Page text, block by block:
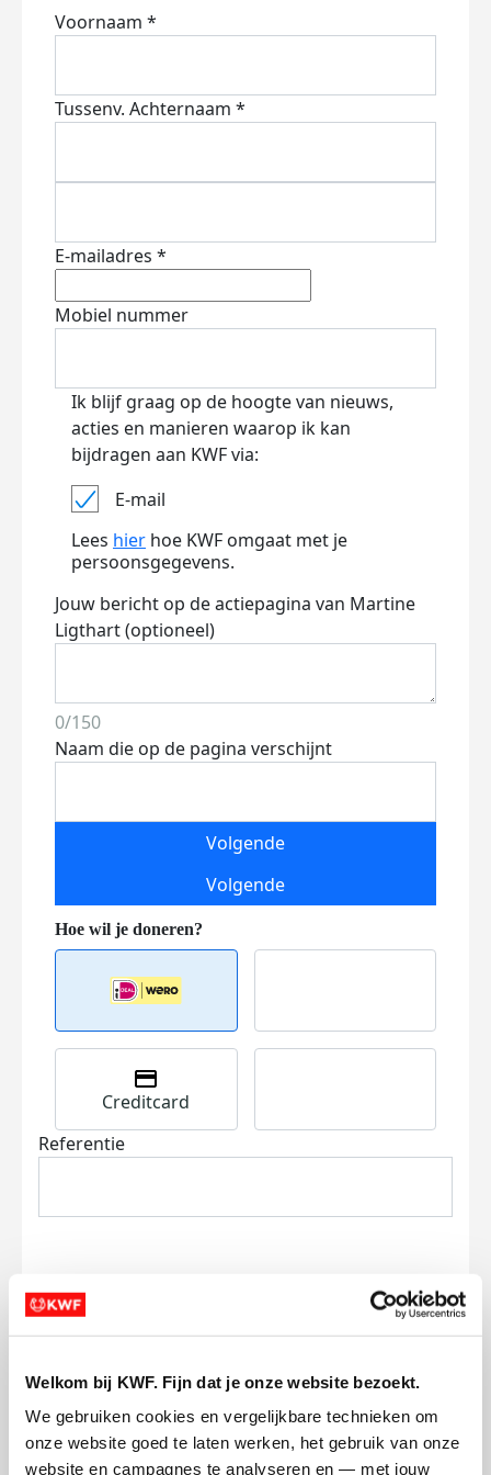
Welkom bij KWF. Fijn dat je onze website bezoekt.
We gebruiken cookies en vergelijkbare technieken om
onze website goed te laten werken, het gebruik van onze
website en campagnes te analyseren en — met jouw
Voornaam *
Tussenv. Achternaam *
E-mailadres *
Mobiel nummer
Ik blijf graag op de hoogte van nieuws,
acties en manieren waarop ik kan
bijdragen aan KWF via:
E-mail
Lees hier hoe KWF omgaat met je
persoonsgegevens.
Jouw bericht op de actiepagina van Martine
Ligthart (optioneel)
0/150
Naam die op de pagina verschijnt
Volgende
Volgende
Creditcard
Referentie
en betaal €0.75 extra.
Doneer nu